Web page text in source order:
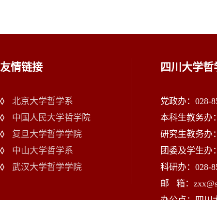
友情链接
北京大学哲学系
中国人民大学哲学院
复旦大学哲学学院
中山大学哲学系
武汉大学哲学学院
四川大学哲
党政办：028-
本科生教务办
研究生教务办
团委及学生办
科研办：028-
邮 箱：